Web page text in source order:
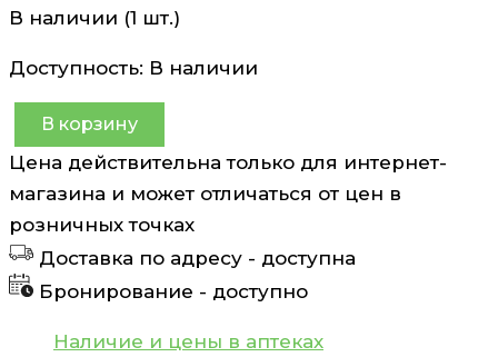
В наличии (1 шт.)
Доступность: В наличии
Количество
товара
Козлятник
(Галега)
чай
фильтр-
пакеты
В корзину
Цена действительна только для интернет-
магазина и может отличаться от цен в
розничных точках
Доставка по адресу - доступна
Бронирование - доступно
Наличие и цены в аптеках